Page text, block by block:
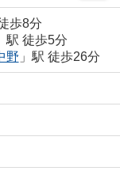
歩8分
駅 徒歩5分
野 」駅 徒歩26分